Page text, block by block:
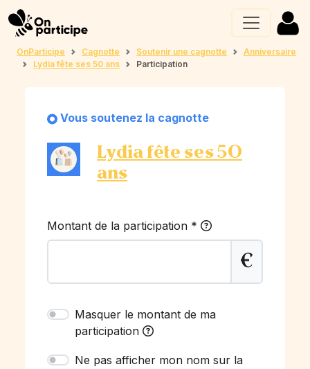
OnParticipe Cagnotte Soutenir une cagnotte
Anniversaire
Lydia fête ses 50 ans
Participation
Vous soutenez la cagnotte
Lydia fête ses 50
ans
Montant de la participation *
€
Masquer le montant de ma
participation
Ne pas afficher mon nom sur la